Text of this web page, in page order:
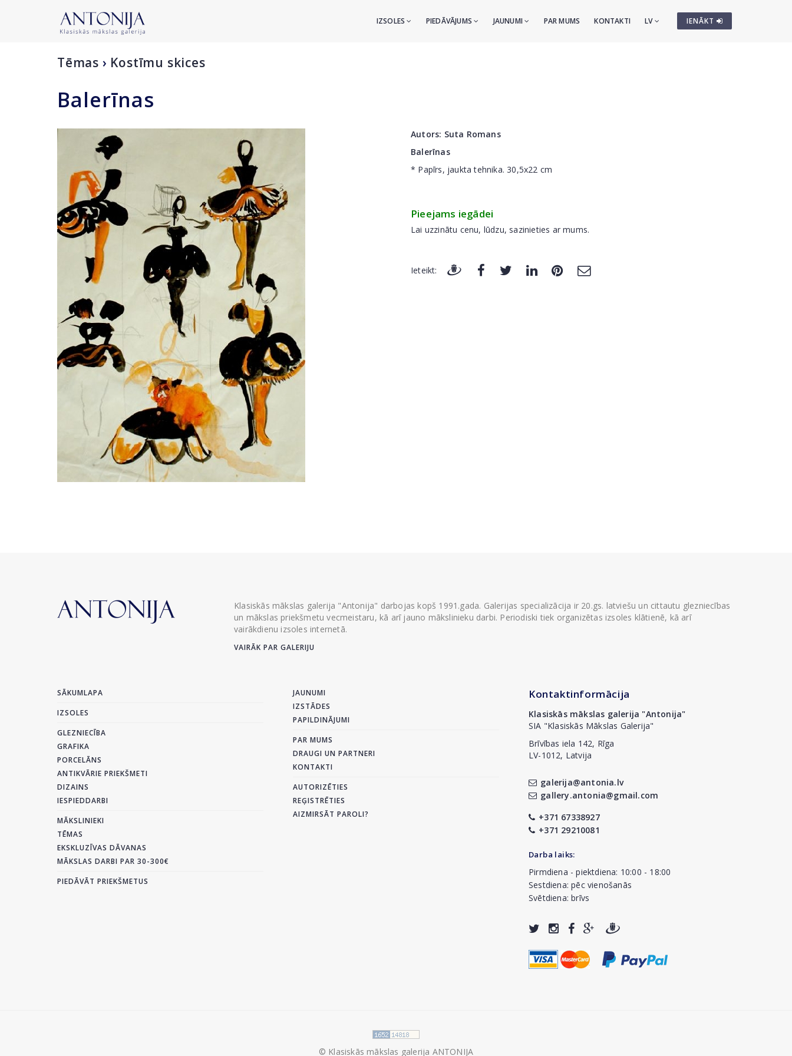
IENĀKT
IZSOLES PIEDĀVĀJUMS JAUNUMI PAR MUMS KONTAKTI LV
Tēmas › Kostīmu skices
Balerīnas
Autors: Suta Romans
Balerīnas
* Papīrs, jaukta tehnika. 30,5x22 cm
Pieejams iegādei
Lai uzzinātu cenu, lūdzu, sazinieties ar mums.
Ieteikt:
Klasiskās mākslas galerija "Antonija" darbojas kopš 1991.gada. Galerijas specializācija ir 20.gs. latviešu un cittautu glezniecības
un mākslas priekšmetu vecmeistaru, kā arī jauno mākslinieku darbi. Periodiski tiek organizētas izsoles klātienē, kā arī
vairākdienu izsoles internetā.
VAIRĀK PAR GALERIJU
SĀKUMLAPA
IZSOLES
GLEZNIECĪBA
GRAFIKA
PORCELĀNS
ANTIKVĀRIE PRIEKŠMETI
DIZAINS
IESPIEDDARBI
MĀKSLINIEKI
TĒMAS
EKSKLUZĪVAS DĀVANAS
MĀKSLAS DARBI PAR 30-300€
PIEDĀVĀT PRIEKŠMETUS
JAUNUMI
IZSTĀDES
PAPILDINĀJUMI
PAR MUMS
DRAUGI UN PARTNERI
KONTAKTI
AUTORIZĒTIES
REĢISTRĒTIES
AIZMIRSĀT PAROLI?
Kontaktinformācija
Klasiskās mākslas galerija "Antonija"
SIA "Klasiskās Mākslas Galerija"
Brīvības iela 142, Rīga
LV-1012, Latvija
galerija@antonia.lv
gallery.antonia@gmail.com
+371 67338927
+371 29210081
Darba laiks:
Pirmdiena - piektdiena: 10:00 - 18:00
Sestdiena: pēc vienošanās
Svētdiena: brīvs
© Klasiskās mākslas galerija ANTONIJA